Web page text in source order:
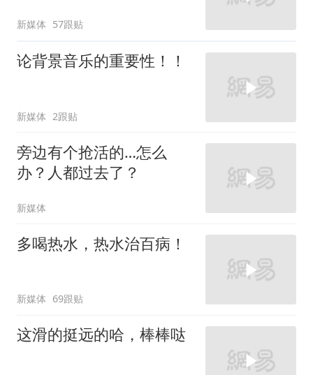
新媒体 57跟贴
论背景音乐的重要性！！
新媒体 2跟贴
旁边有个抢活的…怎么
办？人都过去了？
新媒体
多喝热水，热水治百病！
新媒体 69跟贴
这滑的挺远的哈，棒棒哒